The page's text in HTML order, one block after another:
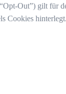
Out”) gilt für
Cookies hinterlegt.